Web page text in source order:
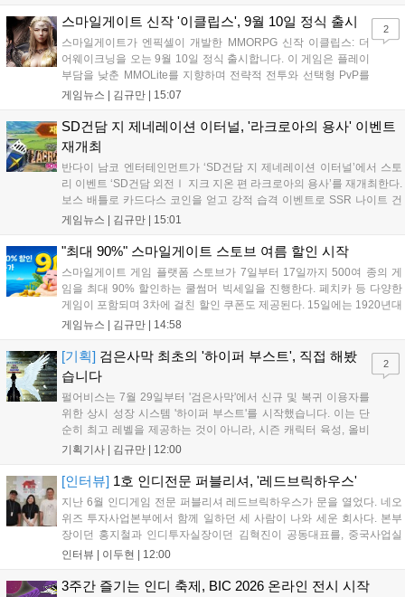
오프라인 연계 프로그램을 순차적으로 선보이며 e스포츠 생태계 확장에
나설 계획이다....
스마일게이트 신작 '이클립스', 9월 10일 정식 출시
스마일게이트가 엔픽셀이 개발한 MMORPG 신작 이클립스: 더
어웨이크닝을 오는 9월 10일 정식 출시합니다. 이 게임은 플레이
부담을 낮춘 MMOLite를 지향하며 전략적 전투와 선택형 PvP를
특징으로 합니다. 현재 공식 홈페이지와 앱 마켓에서 사전등록을
니다. 또한 카카오톡 채널 추가 시 주차별 스페셜 쿠폰과 한정 스
킨, 경품 이벤트 등 풍성한 혜택을 마련해 이용자들의 기대를 모
으고 있습니다....
게임뉴스 | 김규만 | 15:07
2
SD건담 지 제네레이션 이터널, '라크로아의 용사' 이벤트
재개최
반다이 남코 엔터테인먼트가 ‘SD건담 지 제네레이션 이터널’에서 스토
리 이벤트 ‘SD건담 외전Ⅰ 지크 지온 편 라크로아의 용사’를 재개최한다.
보스 배틀로 카드다스 코인을 얻고 강적 습격 이벤트로 SSR 나이트 건
담을 획득할 수 있다. 로그인 보너스로 최대 다이아 3,000개를 지급하며,
원 증정한다. 또한 9월 30일까지 공식 유튜브에서 특별 프로그램을 시청
할 수 있다....
게임뉴스 | 김규만 | 15:01
"최대 90%" 스마일게이트 스토브 여름 할인 시작
스마일게이트 게임 플랫폼 스토브가 7일부터 17일까지 500여 종의 게
임을 최대 90% 할인하는 쿨썸머 빅세일을 진행한다. 페치카 등 다양한
게임이 포함되며 3차에 걸친 할인 쿠폰도 제공된다. 15일에는 1920년대
경성 배경의 신작 그날의 신문이 출시되며, 15일부터 17일까지는 국내
은 공식 페이지에서 확인 가능하다....
게임뉴스 | 김규만 | 14:58
[기획] 검은사막 최초의 '하이퍼 부스트', 직접 해봤
습니다
펄어비스는 7월 29일부터 '검은사막'에서 신규 및 복귀 이용자를
위한 상시 성장 시스템 '하이퍼 부스트'를 시작했습니다. 이는 단
순히 최고 레벨을 제공하는 것이 아니라, 시즌 캐릭터 육성, 올비
아 아카데미 수료, 아침의 나라 설화 진행 등 4단계 과정을 통해
용자는 과제를 완수하며 동(V) 투발라 장비와 검은별 무기, 카라
자드 장신구 등을 획득해 주요 콘텐츠에 진입할 수 있습니다....
기획기사 | 김규만 | 12:00
2
[인터뷰] 1호 인디전문 퍼블리셔, '레드브릭하우스'
지난 6월 인디게임 전문 퍼블리셔 레드브릭하우스가 문을 열었다. 네오
위즈 투자사업본부에서 함께 일하던 세 사람이 나와 세운 회사다. 본부
장이던 홍지철과 인디투자실장이던 김혁진이 공동대표를, 중국사업실
장이던 이민정이 이사를 맡았다. 출범 한 달여 만에 위메이드맥스의 전
들어왔다. 서비스 중인...
인터뷰 | 이두현 | 12:00
3주간 즐기는 인디 축제, BIC 2026 온라인 전시 시작